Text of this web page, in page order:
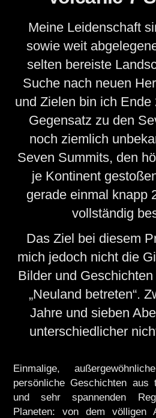
Meine Leidenschaft
sowie weit
selten bereiste
Suche nach neuen
und Zielen bin ich Ende
Gegensatz zu den
noch ziemlich
Seven Summits, den
je Kontinent
gerade einmal knapp
vollständig
Das Ziel bei diesem
mich jedoch nicht die
Bilder und
„Neuland betreten“.
Jahre und sieben
unterschiedlicher
Einmalige,
persönliche Geschichten aus
und sehr spannenden
Planeten: von dem völligen